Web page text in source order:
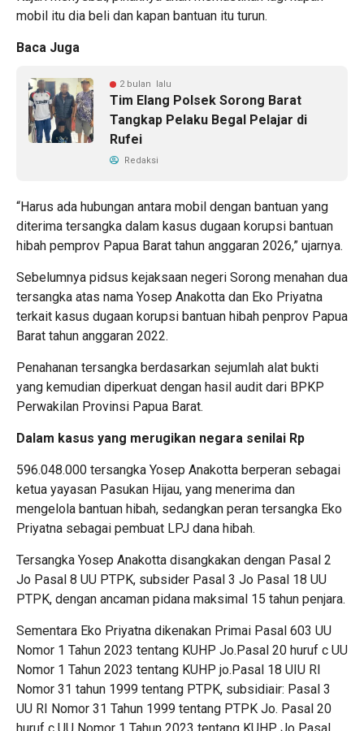
mobil itu dia beli dan kapan bantuan itu turun.
Baca Juga
2 bulan lalu
Tim Elang Polsek Sorong Barat
Tangkap Pelaku Begal Pelajar di
Rufei
Redaksi
“Harus ada hubungan antara mobil dengan bantuan yang
diterima tersangka dalam kasus dugaan korupsi bantuan
hibah pemprov Papua Barat tahun anggaran 2026,” ujarnya.
Sebelumnya pidsus kejaksaan negeri Sorong menahan dua
tersangka atas nama Yosep Anakotta dan Eko Priyatna
terkait kasus dugaan korupsi bantuan hibah penprov Papua
Barat tahun anggaran 2022.
Penahanan tersangka berdasarkan sejumlah alat bukti
yang kemudian diperkuat dengan hasil audit dari BPKP
Perwakilan Provinsi Papua Barat.
Dalam kasus yang merugikan negara senilai Rp
596.048.000 tersangka Yosep Anakotta berperan sebagai
ketua yayasan Pasukan Hijau, yang menerima dan
mengelola bantuan hibah, sedangkan peran tersangka Eko
Priyatna sebagai pembuat LPJ dana hibah.
Tersangka Yosep Anakotta disangkakan dengan Pasal 2
Jo Pasal 8 UU PTPK, subsider Pasal 3 Jo Pasal 18 UU
PTPK, dengan ancaman pidana maksimal 15 tahun penjara.
Sementara Eko Priyatna dikenakan Primai Pasal 603 UU
Nomor 1 Tahun 2023 tentang KUHP Jo.Pasal 20 huruf c UU
Nomor 1 Tahun 2023 tentang KUHP jo.Pasal 18 UIU RI
Nomor 31 tahun 1999 tentang PTPK, subsidiair: Pasal 3
UU RI Nomor 31 Tahun 1999 tentang PTPK Jo. Pasal 20